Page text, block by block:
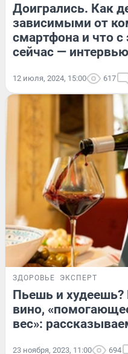
Доигрались. Как
зависимыми от
смартфона и что
сейчас —
12 июля, 2024, 15:00 617
ЗДОРОВЬЕ ЭКСПЕРТ
Пьешь и худеешь?
вино,
вес»:
23 ноября, 2023, 11:00 694